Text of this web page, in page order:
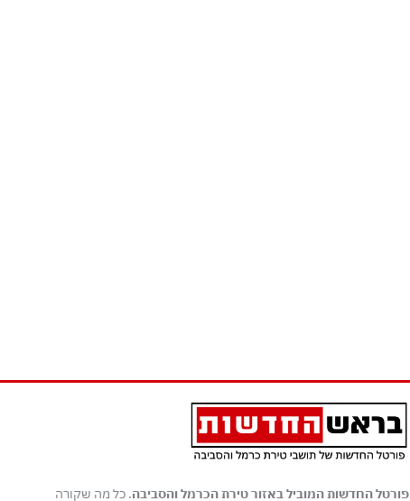
פורטל החדשות המוביל באזור טירת הכרמל והסביבה. כל מה שקורה